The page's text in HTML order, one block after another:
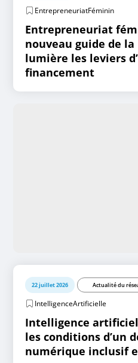
EntrepreneuriatFéminin
Entrepreneuriat
nouveau guide de la
lumière les leviers
financement
22 juillet 2026 Actualité du
IntelligenceArtificielle
Intelligence
les conditions d’un
numérique inclusif